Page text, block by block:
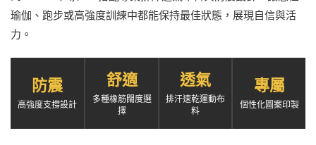
瑜伽、跑步或高強度訓練中都能保持最佳狀態，展現自信與活
力。
防震
高強度支撐設計
舒適
多種橡筋闊度選
擇
透氣
排汗速乾運動布
料
專屬
個性化圖案印製